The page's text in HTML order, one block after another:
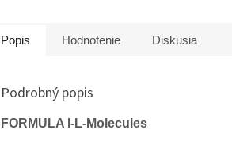
Popis Hodnotenie Diskusia
Podrobný popis
FORMULA I-L-Molecules